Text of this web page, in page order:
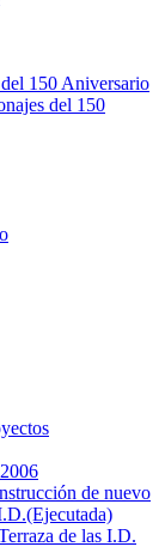
150 Aniversario
del 150
de nuevo
de las I.D.